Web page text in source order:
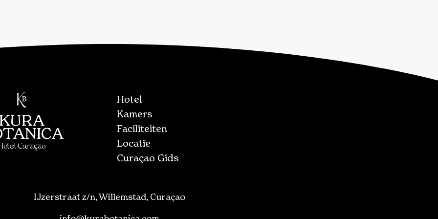
Curaçao
Hotel
Kamers
Faciliteiten
Locatie
Curaçao Gids
IJzerstraat z/n, Willemstad, Curaçao